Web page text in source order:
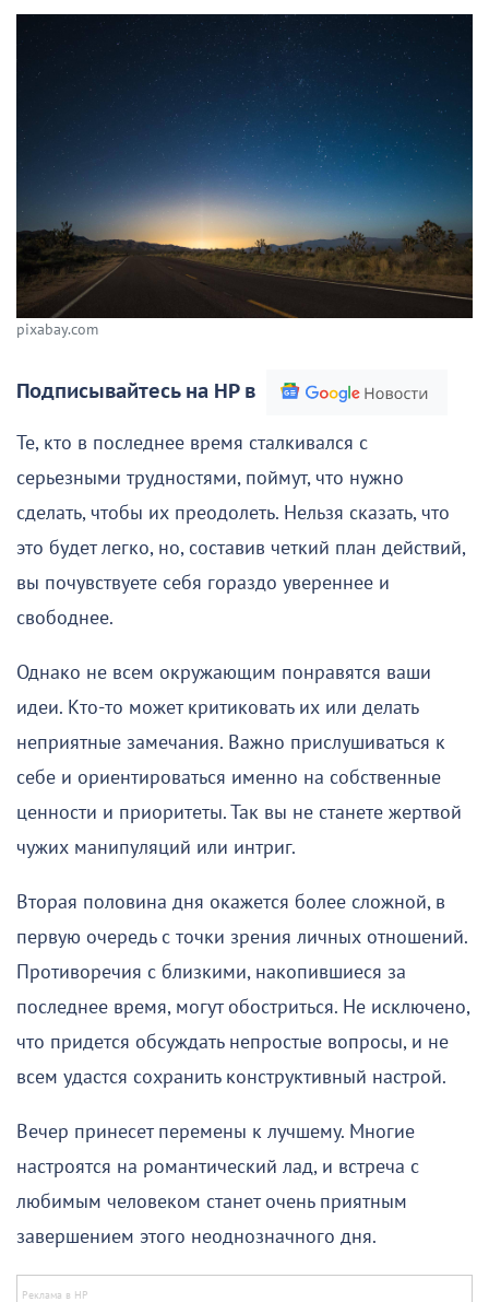
pixabay.com
Подписывайтесь на НР в
Те, кто в последнее время сталкивался с
серьезными трудностями, поймут, что нужно
сделать, чтобы их преодолеть. Нельзя сказать, что
это будет легко, но, составив четкий план действий,
вы почувствуете себя гораздо увереннее и
свободнее.
Однако не всем окружающим понравятся ваши
идеи. Кто-то может критиковать их или делать
неприятные замечания. Важно прислушиваться к
себе и ориентироваться именно на собственные
ценности и приоритеты. Так вы не станете жертвой
чужих манипуляций или интриг.
Вторая половина дня окажется более сложной, в
первую очередь с точки зрения личных отношений.
Противоречия с близкими, накопившиеся за
последнее время, могут обостриться. Не исключено,
что придется обсуждать непростые вопросы, и не
всем удастся сохранить конструктивный настрой.
Вечер принесет перемены к лучшему. Многие
настроятся на романтический лад, и встреча с
любимым человеком станет очень приятным
завершением этого неоднозначного дня.